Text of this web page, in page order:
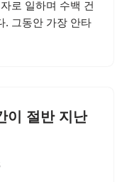
로 일하며 수백 건
. 그동안 가장 안타
이 절반 지난